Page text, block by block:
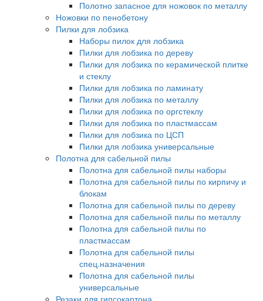
Полотно запасное для ножовок по металлу
Ножовки по пенобетону
Пилки для лобзика
Наборы пилок для лобзика
Пилки для лобзика по дереву
Пилки для лобзика по керамической плитке
и стеклу
Пилки для лобзика по ламинату
Пилки для лобзика по металлу
Пилки для лобзика по оргстеклу
Пилки для лобзика по пластмассам
Пилки для лобзика по ЦСП
Пилки для лобзика универсальные
Полотна для сабельной пилы
Полотна для сабельной пилы наборы
Полотна для сабельной пилы по кирпичу и
блокам
Полотна для сабельной пилы по дереву
Полотна для сабельной пилы по металлу
Полотна для сабельной пилы по
пластмассам
Полотна для сабельной пилы
спец.назначения
Полотна для сабельной пилы
универсальные
Резаки для гипсокартона